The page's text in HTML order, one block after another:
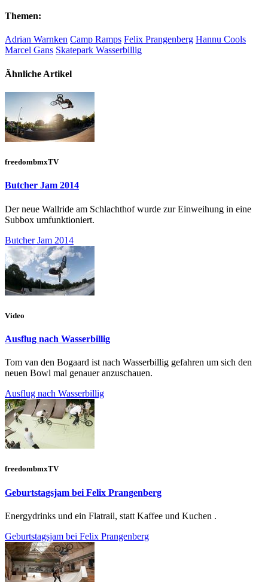
Themen:
Adrian Warnken Camp Ramps Felix Prangenberg Hannu Cools
Marcel Gans Skatepark Wasserbillig
Ähnliche Artikel
freedombmxTV
Butcher Jam 2014
Der neue Wallride am Schlachthof wurde zur Einweihung in eine
Subbox umfunktioniert.
Butcher Jam 2014
Video
Ausflug nach Wasserbillig
Tom van den Bogaard ist nach Wasserbillig gefahren um sich den
neuen Bowl mal genauer anzuschauen.
Ausflug nach Wasserbillig
freedombmxTV
Geburtstagsjam bei Felix Prangenberg
Energydrinks und ein Flatrail, statt Kaffee und Kuchen .
Geburtstagsjam bei Felix Prangenberg